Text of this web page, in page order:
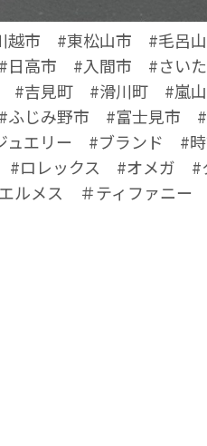
越市 #東松山市 #毛呂
高市 #入間市 #さい
#吉見町 #滑川町 #嵐
じみ野市 #富士見市
ュエリー #ブランド #
レックス #オメガ #
ルメス ＃ティファニー